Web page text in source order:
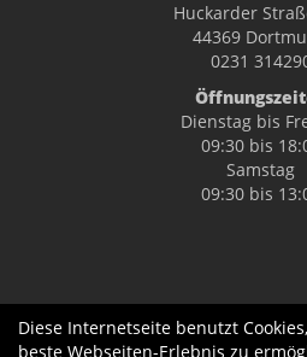
Huckarder
44369
0231
Dienstag bis
09:30 bis
Samstag
09:30 bis
Diese Internetseite benutzt
beste Webseiten-Erlebnis zu